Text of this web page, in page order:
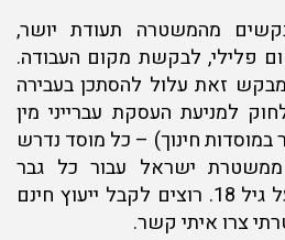
מהמשטרה תעודת יושר,
פלילי, לבקשת מקום העבודה.
זאת עלול להסתכן בעבירה
למניעת העסקת עברייני מין
במוסדות חינוך) – כל מוסד נדרש
ישראל עבור כל גבר
המועסק במוסד וגילו מעל גיל 18. רוצים לקבל ייעוץ חינם
צרו איתי קשר.